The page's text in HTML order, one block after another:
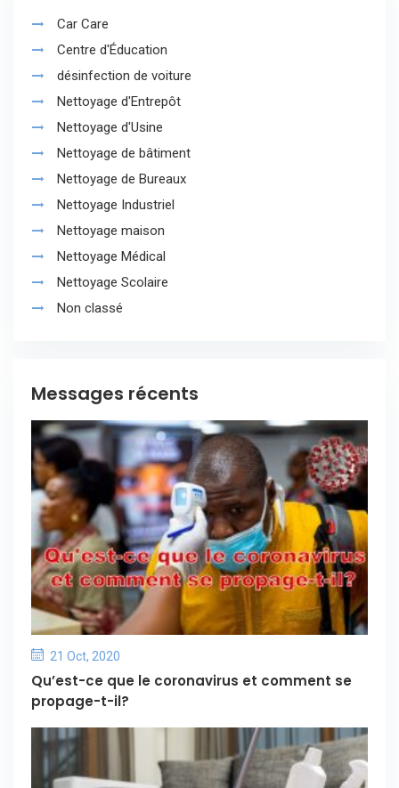
Car Care
Centre d'Éducation
désinfection de voiture
Nettoyage d'Entrepôt
Nettoyage d'Usine
Nettoyage de bâtiment
Nettoyage de Bureaux
Nettoyage Industriel
Nettoyage maison
Nettoyage Médical
Nettoyage Scolaire
Non classé
Messages récents
21 Oct, 2020
Qu’est-ce que le coronavirus et comment se
propage-t-il?